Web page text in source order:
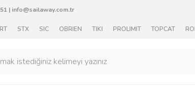
| info@sailaway.com.tr
STX SIC OBRIEN TIKI PROLIMIT TOPCAT